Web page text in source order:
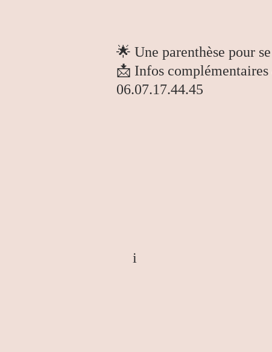
🌟 Une parenthèse pour
📩 Infos
06.07.17.44.45
i